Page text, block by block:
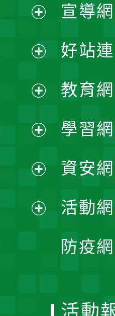
開
選
單
開
選
單
開
選
單
開
選
開
宣導
好站
教育
學習
資安
活動
防疫
活動